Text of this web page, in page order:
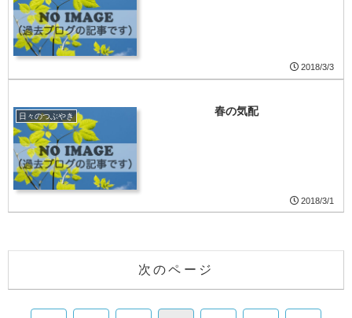
2018/3/3
日々のつぶやき 春の気配
2018/3/1
次のページ